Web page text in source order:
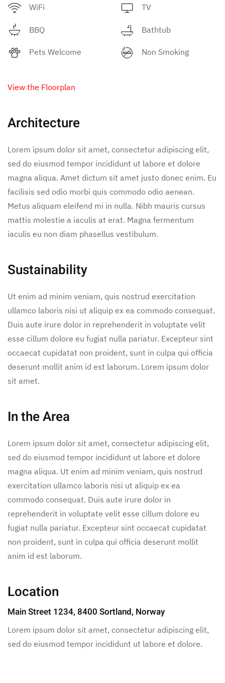
WiFi TV
BBQ Bathtub
Pets Welcome Non Smoking
View the Floorplan
Architecture
Lorem ipsum dolor sit amet, consectetur adipiscing elit,
sed do eiusmod tempor incididunt ut labore et dolore
magna aliqua. Amet dictum sit amet justo donec enim. Eu
facilisis sed odio morbi quis commodo odio aenean.
Metus aliquam eleifend mi in nulla. Nibh mauris cursus
mattis molestie a iaculis at erat. Magna fermentum
iaculis eu non diam phasellus vestibulum.
Sustainability
Ut enim ad minim veniam, quis nostrud exercitation
ullamco laboris nisi ut aliquip ex ea commodo consequat.
Duis aute irure dolor in reprehenderit in voluptate velit
esse cillum dolore eu fugiat nulla pariatur. Excepteur sint
occaecat cupidatat non proident, sunt in culpa qui officia
deserunt mollit anim id est laborum. Lorem ipsum dolor
sit amet.
In the Area
Lorem ipsum dolor sit amet, consectetur adipiscing elit,
sed do eiusmod tempor incididunt ut labore et dolore
magna aliqua. Ut enim ad minim veniam, quis nostrud
exercitation ullamco laboris nisi ut aliquip ex ea
commodo consequat. Duis aute irure dolor in
reprehenderit in voluptate velit esse cillum dolore eu
fugiat nulla pariatur. Excepteur sint occaecat cupidatat
non proident, sunt in culpa qui officia deserunt mollit
anim id est laborum.
Location
Main Street 1234, 8400 Sortland, Norway
Lorem ipsum dolor sit amet, consectetur adipiscing elit,
sed do eiusmod tempor incididunt ut labore et dolore.